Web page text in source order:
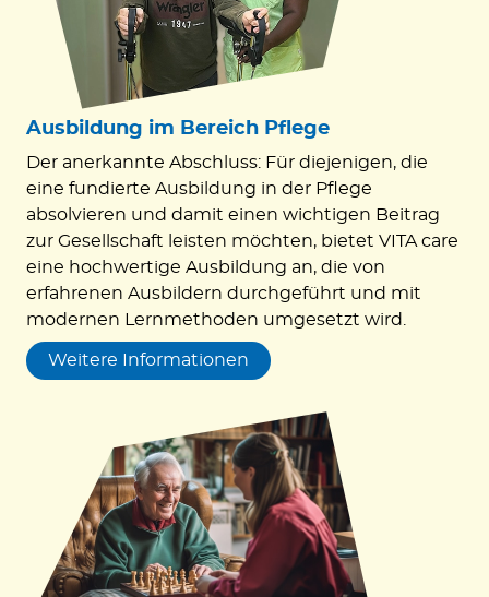
Ausbildung im Bereich Pﬂege
Der anerkannte Abschluss: Für diejenigen, die
eine fundierte Ausbildung in der Pflege
absolvieren und damit einen wichtigen Beitrag
zur Gesellschaft leisten möchten, bietet VITA care
eine hochwertige Ausbildung an, die von
erfahrenen Ausbildern durchgeführt und mit
modernen Lernmethoden umgesetzt wird.
Weitere Informationen